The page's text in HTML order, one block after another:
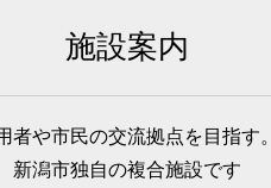
施設案内
者や市民の交流拠点を目指す。
新潟市独自の複合施設です